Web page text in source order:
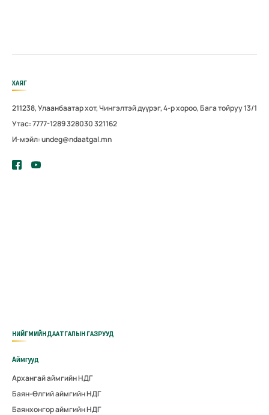
ХАЯГ
211238, Улаанбаатар хот, Чингэлтэй дүүрэг, 4-р хороо, Бага тойруу 13/1
Утас: 7777-1289 328030 321162
И-мэйл: undeg@ndaatgal.mn
НИЙГМИЙН ДААТГАЛЫН ГАЗРУУД
Аймгууд
Архангай аймгийн НДГ
Баян-Өлгий аймгийн НДГ
Баянхонгор аймгийн НДГ